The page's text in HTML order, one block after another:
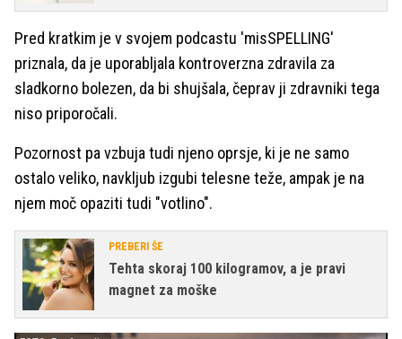
Pred kratkim je v svojem podcastu 'misSPELLING'
priznala, da je uporabljala kontroverzna zdravila za
sladkorno bolezen, da bi shujšala, čeprav ji zdravniki tega
niso priporočali.
Pozornost pa vzbuja tudi njeno oprsje, ki je ne samo
ostalo veliko, navkljub izgubi telesne teže, ampak je na
njem moč opaziti tudi "votlino".
PREBERI ŠE
Tehta skoraj 100 kilogramov, a je pravi
magnet za moške